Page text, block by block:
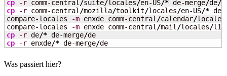
cp
-r comm-central /suite/locales/en-US/* de-merge/de/
cp
-r comm-central /mozilla/toolkit/locales/en-US/* de-
compare-locales
-m enxde comm-central /calendar/locales
compare-locales
-m enxde comm-central /mail /locales/
cp
-r de/* de-merge/
cp
-r enxde/* de-merge/de
Was passiert hier?